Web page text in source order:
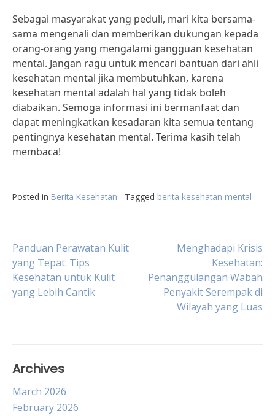
Sebagai masyarakat yang peduli, mari kita bersama-
sama mengenali dan memberikan dukungan kepada
orang-orang yang mengalami gangguan kesehatan
mental. Jangan ragu untuk mencari bantuan dari ahli
kesehatan mental jika membutuhkan, karena
kesehatan mental adalah hal yang tidak boleh
diabaikan. Semoga informasi ini bermanfaat dan
dapat meningkatkan kesadaran kita semua tentang
pentingnya kesehatan mental. Terima kasih telah
membaca!
Posted in Berita Kesehatan Tagged berita kesehatan mental
Post
navigation
Panduan Perawatan Kulit
yang Tepat: Tips
Kesehatan untuk Kulit
yang Lebih Cantik
Menghadapi Krisis
Kesehatan:
Penanggulangan Wabah
Penyakit Serempak di
Wilayah yang Luas
Archives
March 2026
February 2026